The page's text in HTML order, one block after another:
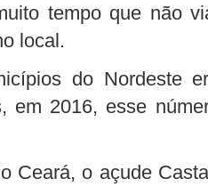
tempo que não
local.
do Nordeste
em 2016, esse
Ceará, o açude